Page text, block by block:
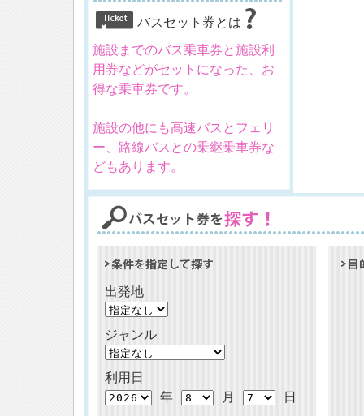
バスセット券とは
施設までのバス乗車券と施設利
用券などがセットになった、お
得な乗車券です。
施設の他にも高速バスとフェリ
ー、路線バスとの乗継乗車券な
どもあります。
出発地
ジャンル
利用日
年
月
日